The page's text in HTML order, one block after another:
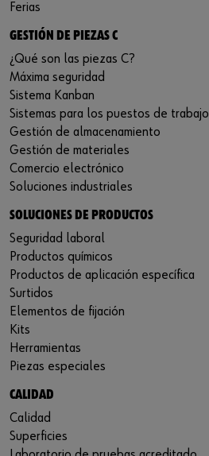
Ferias
GESTIÓN DE PIEZAS C
¿Qué son las piezas C?
Máxima seguridad
Sistema Kanban
Sistemas para los puestos de trabajo
Gestión de almacenamiento
Gestión de materiales
Comercio electrónico
Soluciones industriales
SOLUCIONES DE PRODUCTOS
Seguridad laboral
Productos químicos
Productos de aplicación específica
Surtidos
Elementos de fijación
Kits
Herramientas
Piezas especiales
CALIDAD
Calidad
Superficies